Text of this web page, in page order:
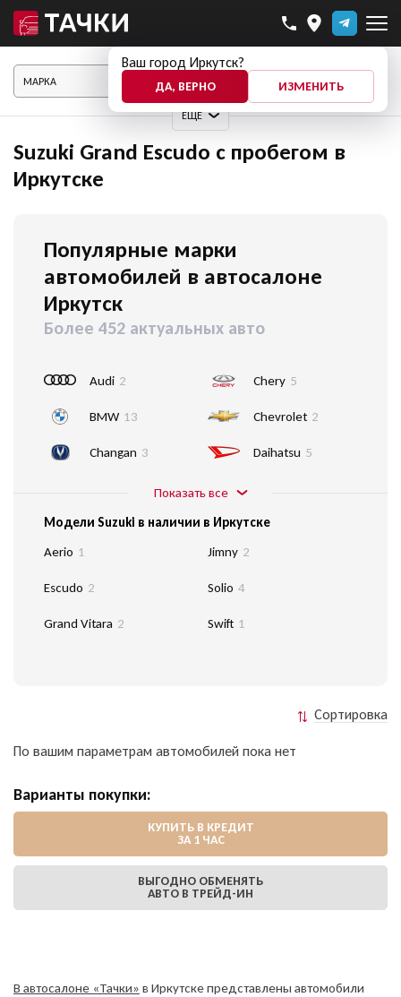
Ваш город Иркутск?
ДА, ВЕРНО ИЗМЕНИТЬ
ЕЩЕ
ПОКАЗАТЬ АВТО
Suzuki Grand Escudo с пробегом в
Иркутске
Популярные марки
автомобилей в автосалоне
Иркутск
Более 452 актуальных авто
Audi 2
BMW 13
Changan 3
Chery 5
Chevrolet 2
Daihatsu 5
Показать все
Модели Suzuki в наличии в Иркутске
Aerio 1
Escudo 2
Grand Vitara 2
Jimny 2
Solio 4
Swift 1
Сортировка
По вашим параметрам автомобилей пока нет
Варианты покупки:
КУПИТЬ В КРЕДИТ
ЗА 1 ЧАС
ВЫГОДНО ОБМЕНЯТЬ
АВТО В ТРЕЙД-ИН
В автосалоне «Тачки» в Иркутске представлены автомобили